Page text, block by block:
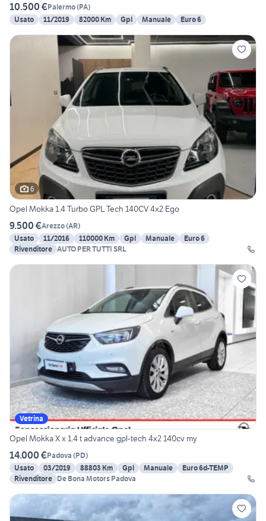
10.500 €Palermo(PA)
Usato
11/2019 82000 Km Gpl Manuale Euro 6
6
Opel Mokka 1.4 Turbo GPL Tech 140CV 4x2 Ego
9.500 €Arezzo(AR)
Usato
11/2016 110000 Km Gpl Manuale
Euro 6
Rivenditore AUTO PER TUTTI SRL
Vetrina
Opel Mokka X x 1.4 t advance gpl-tech 4x2 140cv my
14.000 €Padova (PD)
Usato
03/2019 88803 Km Gpl Manuale
Euro 6d-TEMP
Rivenditore De Bona Motors Padova